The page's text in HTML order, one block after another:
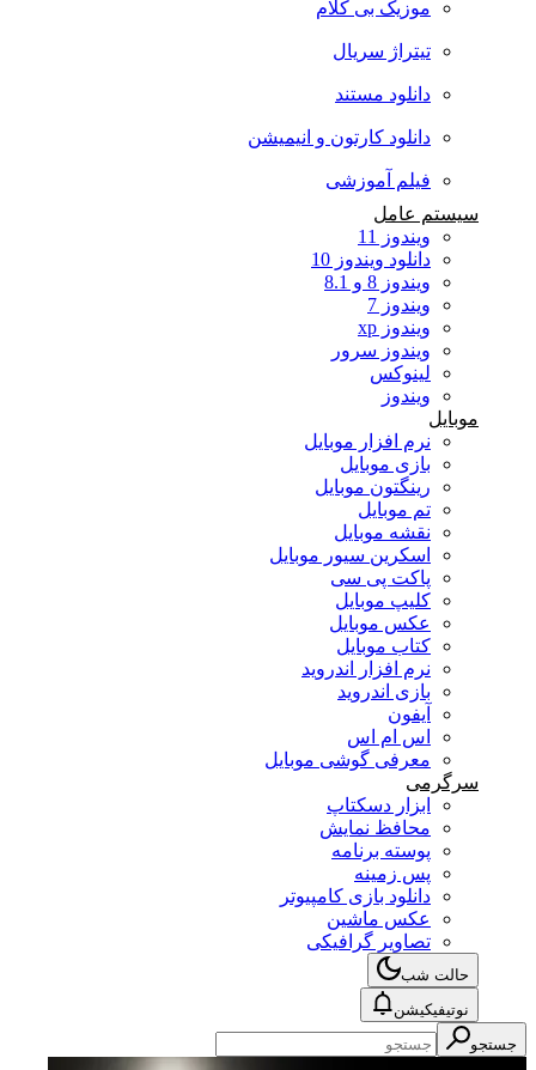
موزیک بی کلام
تیتراژ سریال
دانلود مستند
دانلود کارتون و انیمیشن
فیلم آموزشی
سیستم عامل
ویندوز 11
دانلود ویندوز 10
ویندوز 8 و 8.1
ویندوز 7
ویندوز xp
ویندوز سرور
لینوکس
ویندوز
موبایل
نرم افزار موبایل
بازی موبایل
رینگتون موبایل
تم موبایل
نقشه موبایل
اسکرین سیور موبایل
پاکت پی سی
کلیپ موبایل
عکس موبایل
کتاب موبایل
نرم افزار اندروید
بازی اندروید
آیفون
اس ام اس
معرفی گوشی موبایل
سرگرمی
ابزار دسکتاپ
محافظ نمایش
پوسته برنامه
پس زمینه
دانلود بازی کامپیوتر
عکس ماشین
تصاویر گرافیکی
حالت شب
نوتیفیکیشن
جستجو